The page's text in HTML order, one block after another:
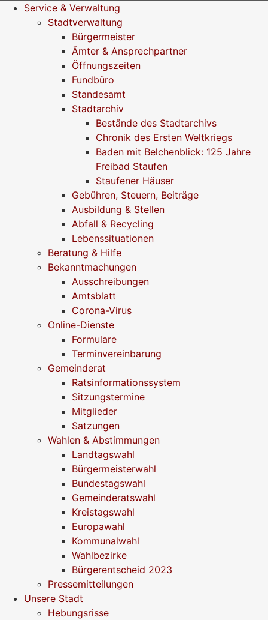
Service & Verwaltung
Stadtverwaltung
Bürgermeister
Ämter & Ansprechpartner
Öffnungszeiten
Fundbüro
Standesamt
Stadtarchiv
Bestände des Stadtarchivs
Chronik des Ersten Weltkriegs
Baden mit Belchenblick: 125 Jahre
Freibad Staufen
Staufener Häuser
Gebühren, Steuern, Beiträge
Ausbildung & Stellen
Abfall & Recycling
Lebenssituationen
Beratung & Hilfe
Bekanntmachungen
Ausschreibungen
Amtsblatt
Corona-Virus
Online-Dienste
Formulare
Terminvereinbarung
Gemeinderat
Ratsinformationssystem
Sitzungstermine
Mitglieder
Satzungen
Wahlen & Abstimmungen
Landtagswahl
Bürgermeisterwahl
Bundestagswahl
Gemeinderatswahl
Kreistagswahl
Europawahl
Kommunalwahl
Wahlbezirke
Bürgerentscheid 2023
Pressemitteilungen
Unsere Stadt
Hebungsrisse